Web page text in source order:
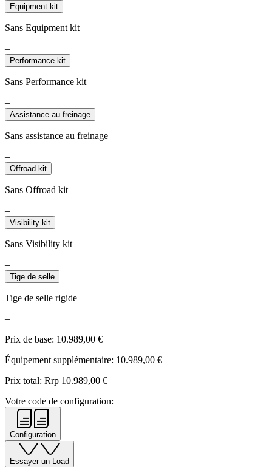
Equipment kit
Sans Equipment kit
–
Performance kit
Sans Performance kit
–
Assistance au freinage
Sans assistance au freinage
–
Offroad kit
Sans Offroad kit
–
Visibility kit
Sans Visibility kit
–
Tige de selle
Tige de selle rigide
–
Prix de base: 10.989,00 €
Équipement supplémentaire: 10.989,00 €
Prix total: Rrp 10.989,00 €
Votre code de configuration:
Configuration
Essayer un Load